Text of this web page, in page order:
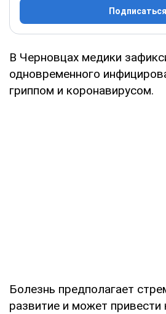
Подписаться
В Черновцах медики
одновременного
гриппом и коронавирусом.
Болезнь предполагает
развитие и может привести